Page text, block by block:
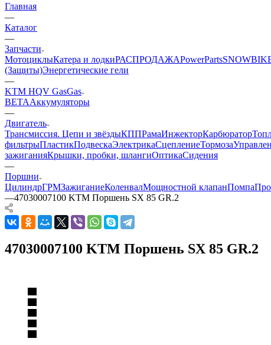
Главная
—
Каталог
—
Запчасти
МотоциклыКатера и лодкиРАСПРОДАЖАPowerParts
(Защиты)Энергетические гели
—
KTM HQV GasGas
BETAАккумуляторы
—
Двигатель
Трансмиссия. Цепи и звёздыКППРамаИнжекторКарбюратор
фильтрыПластикПодвескаЭлектрикаСцеплениеТормоза
зажиганияКрышки, пробки, шлангиОптикаСидения
—
Поршни
ЦилиндрГРМЗажиганиеКоленвалМощностной клапанПомпа
—47030007100 KTM Поршень SX 85 GR.2
47030007100 KTM Поршень SX 85 GR.2